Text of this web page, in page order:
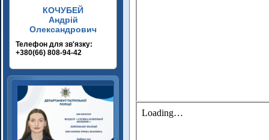
КОЧУБЕЙ
Андрій
Олександрович
Телефон для зв'язку:
+380(66) 808-94-42